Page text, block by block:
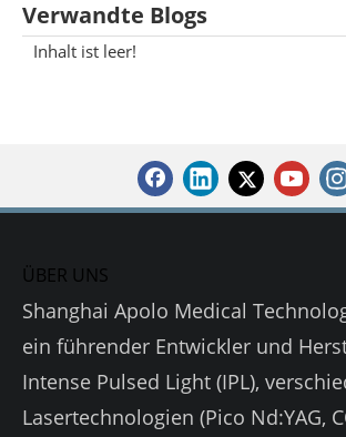
Verwandte Blogs
Inhalt ist leer!
ÜBER UNS
Shanghai Apolo Medical
ein führender Entwickler und
Intense Pulsed Light (IPL),
Lasertechnologien (Pico Nd:YAG,